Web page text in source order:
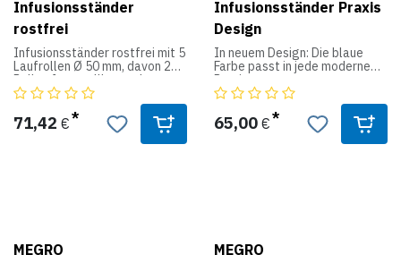
Infusionsständer
rostfrei
Infusionsständer rostfrei mit 5
Laufrollen Ø 50 mm, davon 2
Rollen feststellbar und
elektrostatisch ableitfähig - 1
Tropfglashalter mit Tropfglas
- aus rostfreiem Stahl - 4
Aufnahmehaken für
71,42 €
Infusionsständer Praxis
Design
In neuem Design: Die blaue
Farbe passt in jede moderne
Praxis.
• Formschöner, rostfreier 5-
Rad Kreuzfuß aus blauem
Kunststoff, mit Rollen, 2 davon
feststellbar, elektrisch
65,00€
MEGRO
MEGRO